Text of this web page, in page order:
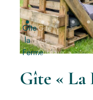
Gîte « La